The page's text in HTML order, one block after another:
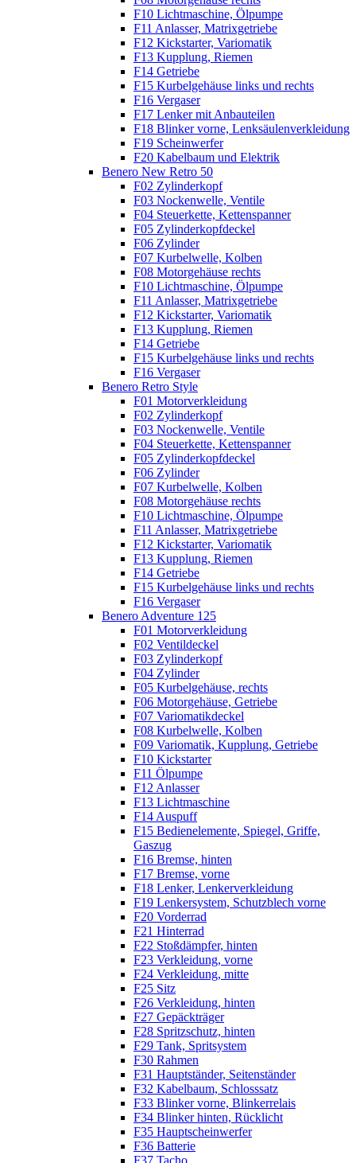
F10 Lichtmaschine, Ölpumpe
F11 Anlasser, Matrixgetriebe
F12 Kickstarter, Variomatik
F13 Kupplung, Riemen
F14 Getriebe
F15 Kurbelgehäuse links und rechts
F16 Vergaser
F17 Lenker mit Anbauteilen
F18 Blinker vorne, Lenksäulenverkleidung
F19 Scheinwerfer
F20 Kabelbaum und Elektrik
Benero New Retro 50
F02 Zylinderkopf
F03 Nockenwelle, Ventile
F04 Steuerkette, Kettenspanner
F05 Zylinderkopfdeckel
F06 Zylinder
F07 Kurbelwelle, Kolben
F08 Motorgehäuse rechts
F10 Lichtmaschine, Ölpumpe
F11 Anlasser, Matrixgetriebe
F12 Kickstarter, Variomatik
F13 Kupplung, Riemen
F14 Getriebe
F15 Kurbelgehäuse links und rechts
F16 Vergaser
Benero Retro Style
F01 Motorverkleidung
F02 Zylinderkopf
F03 Nockenwelle, Ventile
F04 Steuerkette, Kettenspanner
F05 Zylinderkopfdeckel
F06 Zylinder
F07 Kurbelwelle, Kolben
F08 Motorgehäuse rechts
F10 Lichtmaschine, Ölpumpe
F11 Anlasser, Matrixgetriebe
F12 Kickstarter, Variomatik
F13 Kupplung, Riemen
F14 Getriebe
F15 Kurbelgehäuse links und rechts
F16 Vergaser
Benero Adventure 125
F01 Motorverkleidung
F02 Ventildeckel
F03 Zylinderkopf
F04 Zylinder
F05 Kurbelgehäuse, rechts
F06 Motorgehäuse, Getriebe
F07 Variomatikdeckel
F08 Kurbelwelle, Kolben
F09 Variomatik, Kupplung, Getriebe
F10 Kickstarter
F11 Ölpumpe
F12 Anlasser
F13 Lichtmaschine
F14 Auspuff
F15 Bedienelemente, Spiegel, Griffe,
Gaszug
F16 Bremse, hinten
F17 Bremse, vorne
F18 Lenker, Lenkerverkleidung
F19 Lenkersystem, Schutzblech vorne
F20 Vorderrad
F21 Hinterrad
F22 Stoßdämpfer, hinten
F23 Verkleidung, vorne
F24 Verkleidung, mitte
F25 Sitz
F26 Verkleidung, hinten
F27 Gepäckträger
F28 Spritzschutz, hinten
F29 Tank, Spritsystem
F30 Rahmen
F31 Hauptständer, Seitenständer
F32 Kabelbaum, Schlosssatz
F33 Blinker vorne, Blinkerrelais
F34 Blinker hinten, Rücklicht
F35 Hauptscheinwerfer
F36 Batterie
F37 Tacho